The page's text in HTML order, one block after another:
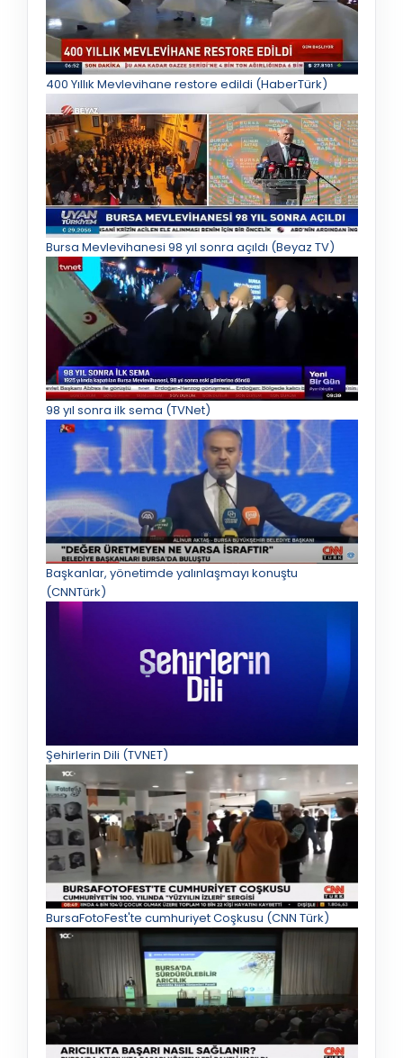
400 Yıllık Mevlevihane restore edildi (HaberTürk)
Bursa Mevlevihanesi 98 yıl sonra açıldı (Beyaz TV)
98 yıl sonra ilk sema (TVNet)
Başkanlar, yönetimde yalınlaşmayı konuştu
(CNNTürk)
Şehirlerin Dili (TVNET)
BursaFotoFest'te cumhuriyet Coşkusu (CNN Türk)